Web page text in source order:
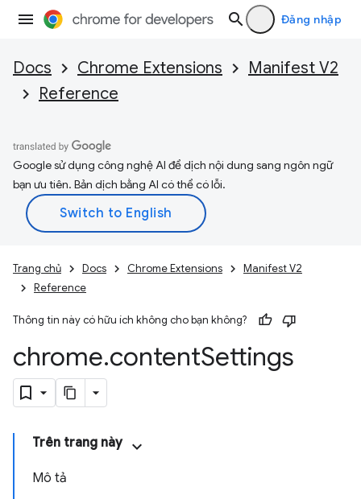
Đăng nhập
Docs Chrome Extensions
Manifest V2
Reference
Google sử dụng công nghệ AI để dịch nội dung sang ngôn ngữ
bạn ưu tiên. Bản dịch bằng AI có thể có lỗi.
Trang chủ Docs Chrome Extensions
Manifest V2
Reference
Thông tin này có hữu ích không cho bạn không?
chrome.contentSettings
Trên trang này
Mô tả